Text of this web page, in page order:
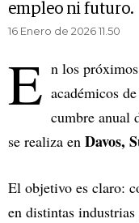
empleo ni futuro.
16 Enero de 2026 11.50
E n los
académicos
cumbre anual
se realiza en Davos,
El objetivo es claro:
en distintas